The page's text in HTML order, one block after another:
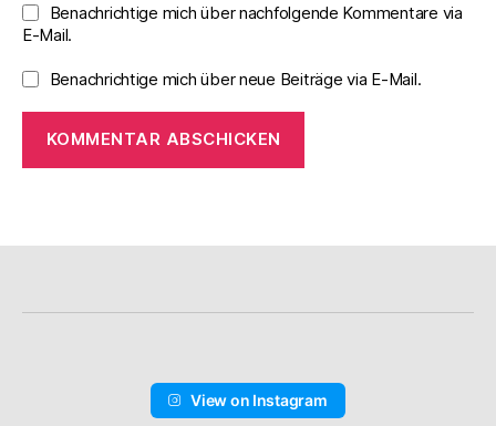
Benachrichtige mich über nachfolgende Kommentare via
E-Mail.
Benachrichtige mich über neue Beiträge via E-Mail.
View on Instagram